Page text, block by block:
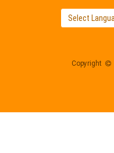
Copyright